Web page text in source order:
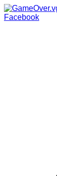
Facebook